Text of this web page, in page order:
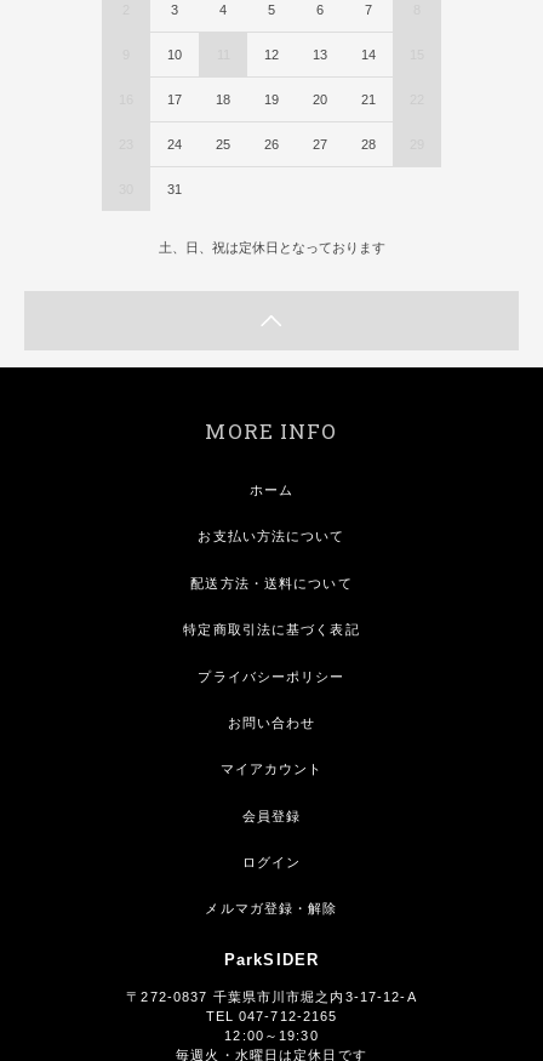
3 4 5 6 7
10 12 13 14
17 18 19 20 21
24 25 26 27 28
31
土、日、祝は定休日となっております
MORE INFO
ホーム
お支払い方法について
配送方法・送料について
特定商取引法に基づく表記
プライバシーポリシー
お問い合わせ
マイアカウント
会員登録
ログイン
メルマガ登録・解除
ParkSIDER
〒272-0837 千葉県市川市堀之内3-17-12-A
TEL 047-712-2165
12:00～19:30
毎週火・水曜日は定休日です